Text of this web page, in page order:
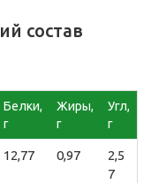
состав
Белки,
г
Жиры,
г
Угл,
г
12,77 0,97
2,5
7